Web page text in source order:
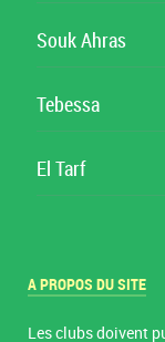
Souk Ahras
Tebessa
El Tarf
A PROPOS DU SITE
Les clubs doivent